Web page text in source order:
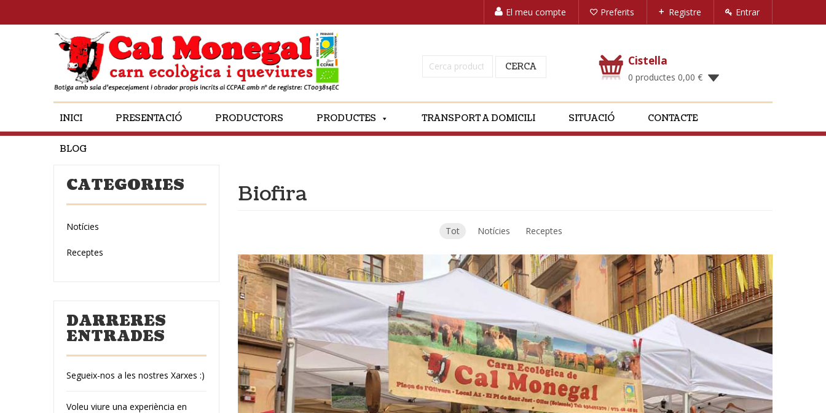
El meu compte Preferits Registre Entrar
Cerca: CERCA Cistella
0 productes 0,00 €
INICI PRESENTACIÓ PRODUCTORS PRODUCTES TRANSPORT A DOMICILI SITUACIÓ CONTACTE
BLOG
CATEGORIES
Notícies
Receptes
DARRERES
ENTRADES
Segueix-nos a les nostres Xarxes :)
Voleu viure una experiència en
Biofira
Tot Notícies Receptes